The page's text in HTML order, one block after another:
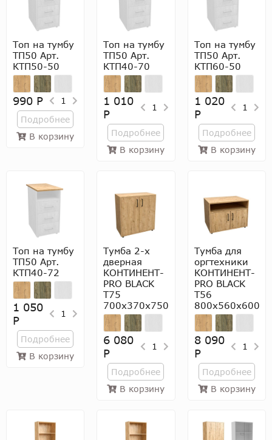
Топ на тумбу
ТП50 Арт.
КТП50-50
990 Р
1
Подробнее
В корзину
Топ на тумбу
ТП50 Арт.
КТП40-70
1 010
Р
1
Подробнее
В корзину
Топ на тумбу
ТП50 Арт.
КТП60-50
1 020
Р
1
Подробнее
В корзину
Топ на тумбу
ТП50 Арт.
КТП40-72
1 050
Р
1
Подробнее
В корзину
Тумба 2-х
дверная
КОНТИНЕНТ-
PRO BLACK
Т75
700х370х750
6 080
Р
1
Подробнее
В корзину
Тумба для
оргтехники
КОНТИНЕНТ-
PRO BLACK
Т56
800х560х600
8 090
Р
1
Подробнее
В корзину